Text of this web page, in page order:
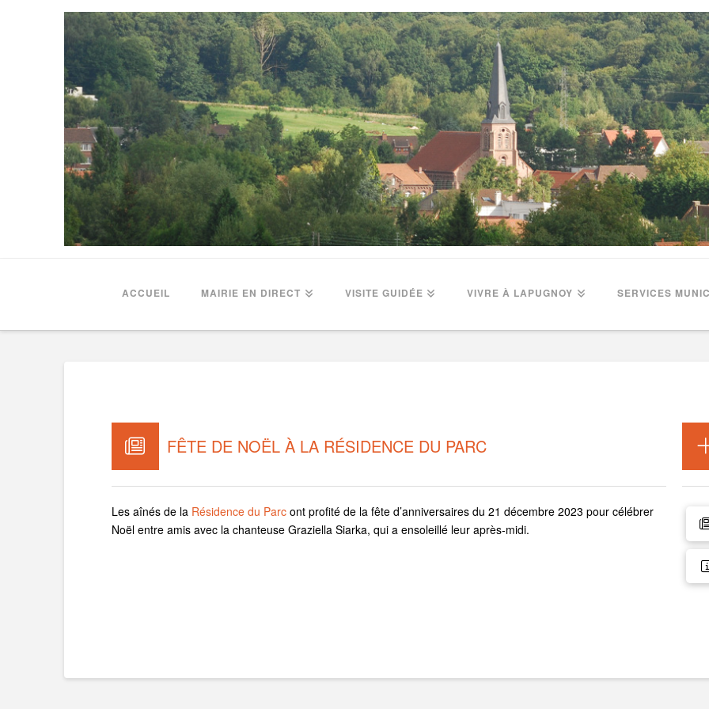
ACCUEIL MAIRIE EN DIRECT VISITE GUIDÉE VIVRE À LAPUGNOY SERVICES
FÊTE DE NOËL À LA RÉSIDENCE DU PARC
Les aînés de la Résidence du Parcont profité de la fête d’anniversaires du 21 décembre 2023 pour célébrer
Noël entre amis avec la chanteuse Graziella Siarka, qui a ensoleillé leur après-midi.